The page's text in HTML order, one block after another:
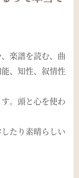
楽譜を読む、曲
、知性、叙情性
。頭と心を使わ
たり素晴らしい